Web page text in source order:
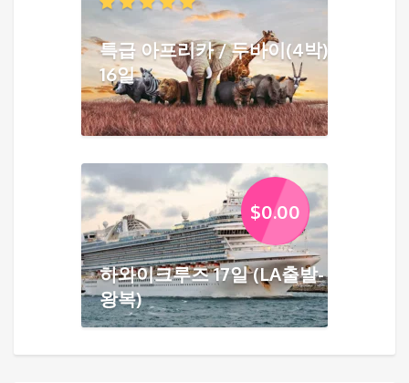
특급 아프리카 / 두바이(4박)
16일
$0.00
하와이크루즈 17일 (LA출발-
왕복)